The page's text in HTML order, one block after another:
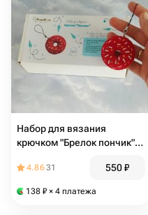
Набор для вязания
крючком "Брелок пончик",
4.8631 550₽
138 ₽ × 4 платежа